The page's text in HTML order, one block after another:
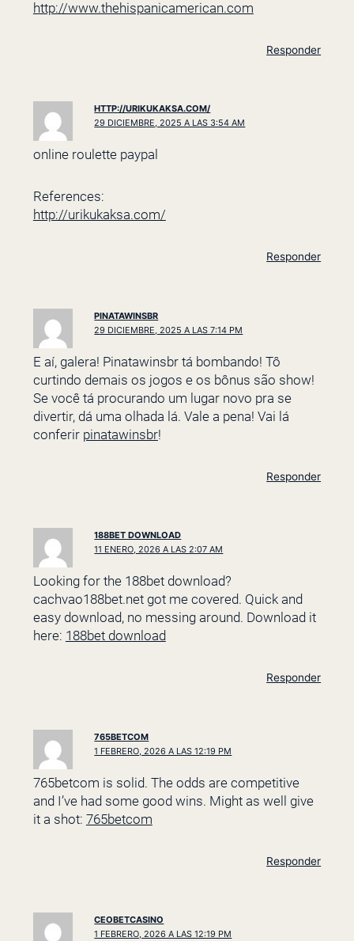
http://www.thehispanicamerican.com
Responder
HTTP://URIKUKAKSA.COM/
29 DICIEMBRE, 2025 A LAS 3:54 AM
online roulette paypal
References:
http://urikukaksa.com/
Responder
PINATAWINSBR
29 DICIEMBRE, 2025 A LAS 7:14 PM
E aí, galera! Pinatawinsbr tá bombando! Tô
curtindo demais os jogos e os bônus são show!
Se você tá procurando um lugar novo pra se
divertir, dá uma olhada lá. Vale a pena! Vai lá
conferir pinatawinsbr!
Responder
188BET DOWNLOAD
11 ENERO, 2026 A LAS 2:07 AM
Looking for the 188bet download?
cachvao188bet.net got me covered. Quick and
easy download, no messing around. Download it
here: 188bet download
Responder
765BETCOM
1 FEBRERO, 2026 A LAS 12:19 PM
765betcom is solid. The odds are competitive
and I’ve had some good wins. Might as well give
it a shot: 765betcom
Responder
CEOBETCASINO
1 FEBRERO, 2026 A LAS 12:19 PM